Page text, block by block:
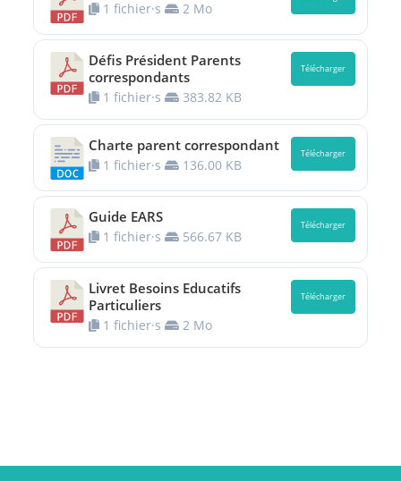
1 fichier·s 2 Mo
Défis Président Parents
correspondants
1 fichier·s 383.82 KB
Télécharger
Charte parent correspondant
1 fichier·s 136.00 KB
Télécharger
Guide EARS
1 fichier·s 566.67 KB
Télécharger
Livret Besoins Educatifs
Particuliers
1 fichier·s 2 Mo
Télécharger